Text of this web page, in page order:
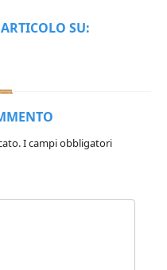
SU:
I campi obbligatori